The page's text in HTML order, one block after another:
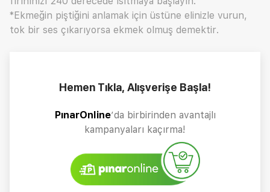
*Ekmeğin piştiğini anlamak için üstüne elinizle vurun,
tok bir ses çıkarıyorsa ekmek olmuş demektir.
Hemen Tıkla, Alışverişe Başla!
PınarOnline’da birbirinden avantajlı
kampanyaları kaçırma!